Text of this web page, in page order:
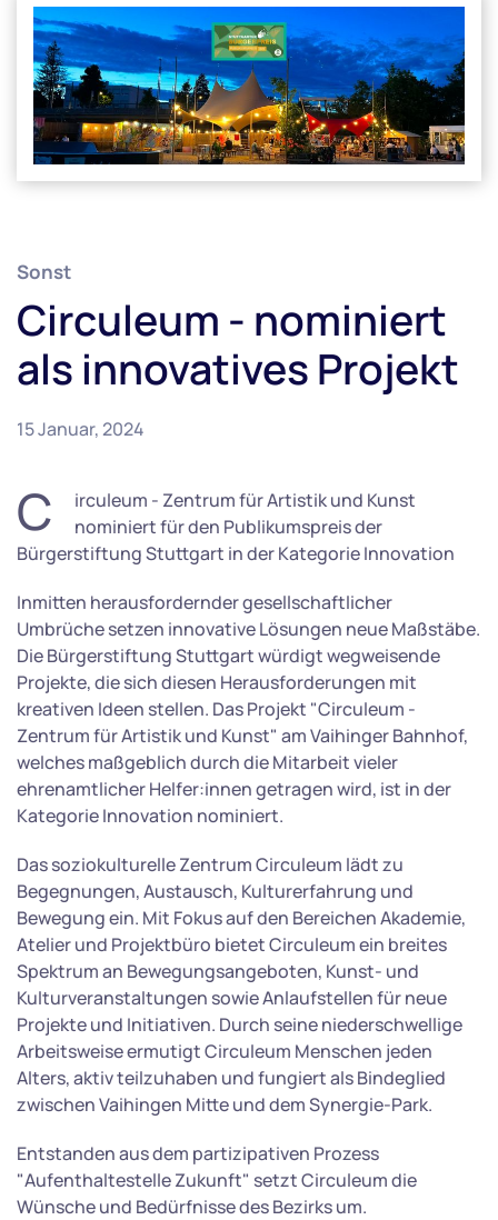
Sonst
Circuleum - nominiert
als innovatives Projekt
15 Januar, 2024
C
irculeum - Zentrum für Artistik und Kunst
nominiert für den Publikumspreis der
Bürgerstiftung Stuttgart in der Kategorie Innovation
Inmitten herausfordernder gesellschaftlicher
Umbrüche setzen innovative Lösungen neue Maßstäbe.
Die Bürgerstiftung Stuttgart würdigt wegweisende
Projekte, die sich diesen Herausforderungen mit
kreativen Ideen stellen. Das Projekt "Circuleum -
Zentrum für Artistik und Kunst" am Vaihinger Bahnhof,
welches maßgeblich durch die Mitarbeit vieler
ehrenamtlicher Helfer:innen getragen wird, ist in der
Kategorie Innovation nominiert.
Das soziokulturelle Zentrum Circuleum lädt zu
Begegnungen, Austausch, Kulturerfahrung und
Bewegung ein. Mit Fokus auf den Bereichen Akademie,
Atelier und Projektbüro bietet Circuleum ein breites
Spektrum an Bewegungsangeboten, Kunst- und
Kulturveranstaltungen sowie Anlaufstellen für neue
Projekte und Initiativen. Durch seine niederschwellige
Arbeitsweise ermutigt Circuleum Menschen jeden
Alters, aktiv teilzuhaben und fungiert als Bindeglied
zwischen Vaihingen Mitte und dem Synergie-Park.
Entstanden aus dem partizipativen Prozess
"Aufenthaltestelle Zukunft" setzt Circuleum die
Wünsche und Bedürfnisse des Bezirks um.